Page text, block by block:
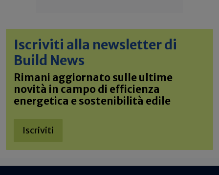
Iscriviti alla newsletter di
Build News
Rimani aggiornato sulle ultime
novità in campo di efficienza
energetica e sostenibilità edile
Iscriviti